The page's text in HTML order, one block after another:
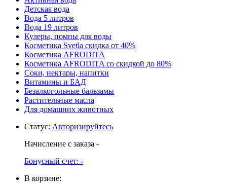
Детская вода
Вода 5 литров
Вода 19 литров
Кулеры, помпы для воды
Косметика Svetla скидка от 40%
Косметика AFRODITA
Косметика AFRODITA со скидкой до 80%
Соки, нектары, напитки
Витамины и БАД
Безалкогольные бальзамы
Растительные масла
Для домашних животных
Статус: Авторизируйтесь
Начисление с заказа -
Бонусный счет: -
В корзине: